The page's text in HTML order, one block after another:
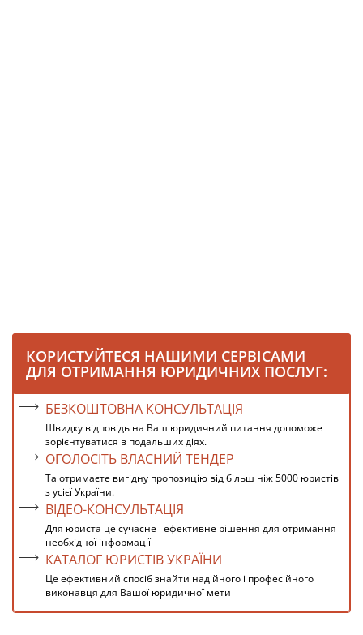
КОРИСТУЙТЕСЯ НАШИМИ СЕРВІСАМИ
ДЛЯ ОТРИМАННЯ ЮРИДИЧНИХ ПОСЛУГ:
БЕЗКОШТОВНА КОНСУЛЬТАЦІЯ
Швидку відповідь на Ваш юридичний питання допоможе
зорієнтуватися в подальших діях.
ОГОЛОСІТЬ ВЛАСНИЙ ТЕНДЕР
Та отримаєте вигідну пропозицію від більш ніж 5000 юристів
з усієї України.
ВІДЕО-КОНСУЛЬТАЦІЯ
Для юриста це сучасне і ефективне рішення для отримання
необхідної інформації
КАТАЛОГ ЮРИСТІВ УКРАЇНИ
Це ефективний спосіб знайти надійного і професійного
виконавця для Вашої юридичної мети